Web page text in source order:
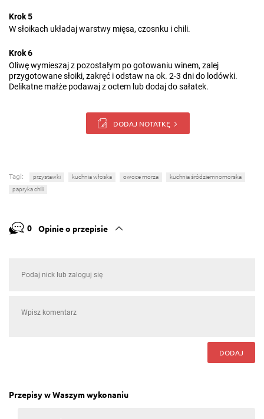
Krok 5
W słoikach układaj warstwy mięsa, czosnku i chili.
Krok 6
Oliwę wymieszaj z pozostałym po gotowaniu winem, zalej
przygotowane słoiki, zakręć i odstaw na ok. 2-3 dni do lodówki.
Delikatne małże podawaj z octem lub dodaj do sałatek.
DODAJ NOTATKĘ
Tagi: przystawki kuchnia włoska owoce morza
kuchnia śródziemnomorska
papryka chili
0 Opinie o przepisie
DODAJ
Przepisy w Waszym wykonaniu